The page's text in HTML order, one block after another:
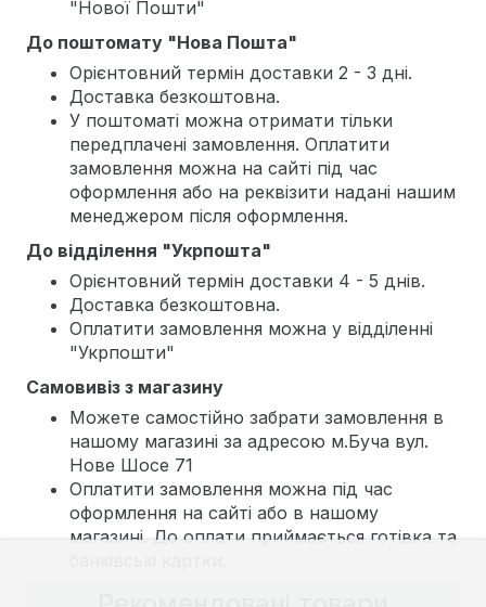
"Нової Пошти"
До поштомату "Нова Пошта"
Орієнтовний термін доставки 2 - 3 дні.
Доставка безкоштовна.
У поштоматі можна отримати тільки
передплачені замовлення. Оплатити
замовлення можна на сайті під час
оформлення або на реквізити надані нашим
менеджером після оформлення.
До відділення "Укрпошта"
Орієнтовний термін доставки 4 - 5 днів.
Доставка безкоштовна.
Оплатити замовлення можна у відділенні
"Укрпошти"
Самовивіз з магазину
Можете самостійно забрати замовлення в
нашому магазині за адресою м.Буча вул.
Нове Шосе 71
Оплатити замовлення можна під час
оформлення на сайті або в нашому
магазині. До оплати приймається готівка та